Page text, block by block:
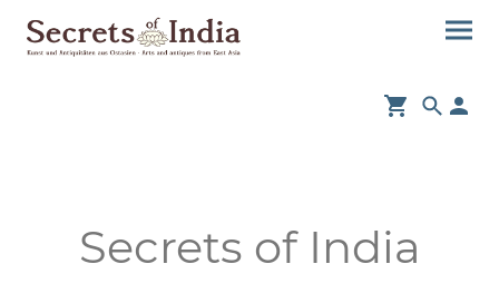
Secrets of India